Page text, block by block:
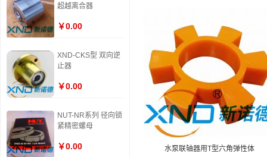
超越离合器
￥0.00
XND-CKS型 双向逆
止器
￥0.00
NUT-NR系列 径向锁
紧精密螺母
￥0.00 水泵联轴器用T型六角弹性体